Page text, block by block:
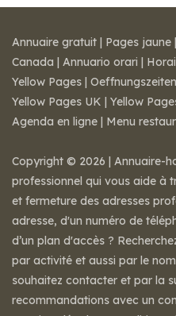
Annuaire gratuit | Pages jaune |
Canada | Annuario orari |
Yellow Pages |
Yellow Pages UK | Yellow
Agenda en ligne | Menu
Copyright © 2026 | Annuaire-
professionnel qui vous aide à
et fermeture des adresses
adresse, d'un numéro de
d’un plan d'accès ?
par activité et aussi par le
souhaitez contacter et par la
recommandations avec un